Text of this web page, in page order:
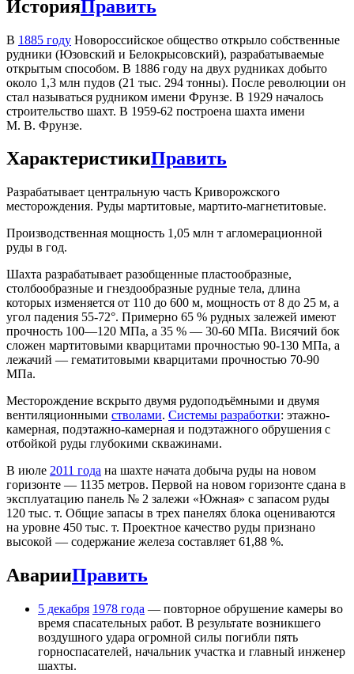
ИсторияПравить
В 1885 году Новороссийское общество открыло собственные
рудники (Юзовский и Белокрысовский), разрабатываемые
открытым способом. В 1886 году на двух рудниках добыто
около 1,3 млн пудов (21 тыс. 294 тонны). После революции он
стал называться рудником имени Фрунзе. В 1929 началось
строительство шахт. В 1959-62 построена шахта имени
М. В. Фрунзе.
ХарактеристикиПравить
Разрабатывает центральную часть Криворожского
месторождения. Руды мартитовые, мартито-магнетитовые.
Производственная мощность 1,05 млн т агломерационной
руды в год.
Шахта разрабатывает разобщенные пластообразные,
столбообразные и гнездообразные рудные тела, длина
которых изменяется от 110 до 600 м, мощность от 8 до 25 м, а
угол падения 55-72°. Примерно 65 % рудных залежей имеют
прочность 100—120 МПа, а 35 % — 30-60 МПа. Висячий бок
сложен мартитовыми кварцитами прочностью 90-130 МПа, а
лежачий — гематитовыми кварцитами прочностью 70-90
МПа.
Месторождение вскрыто двумя рудоподъёмными и двумя
вентиляционными стволами. Системы разработки: этажно-
камерная, подэтажно-камерная и подэтажного обрушения с
отбойкой руды глубокими скважинами.
В июле 2011 года на шахте начата добыча руды на новом
горизонте — 1135 метров. Первой на новом горизонте сдана в
эксплуатацию панель № 2 залежи «Южная» с запасом руды
120 тыс. т. Общие запасы в трех панелях блока оцениваются
на уровне 450 тыс. т. Проектное качество руды признано
высокой — содержание железа составляет 61,88 %.
АварииПравить
5 декабря 1978 года — повторное обрушение камеры во
время спасательных работ. В результате возникшего
воздушного удара огромной силы погибли пять
горноспасателей, начальник участка и главный инженер
шахты.